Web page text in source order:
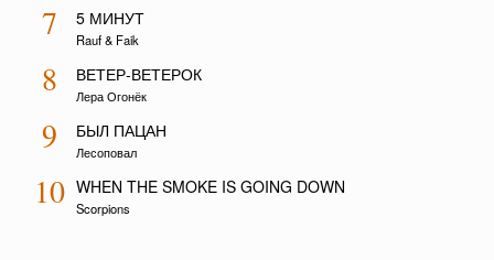
7 5 МИНУТ
Rauf & Faik
8 ВЕТЕР-ВЕТЕРОК
Лера Огонёк
9 БЫЛ ПАЦАН
Лесоповал
10 WHEN THE SMOKE IS GOING DOWN
Scorpions